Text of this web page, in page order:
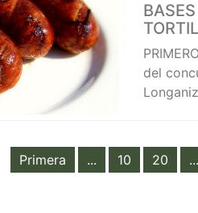
del
Primera ... 10 20 ...